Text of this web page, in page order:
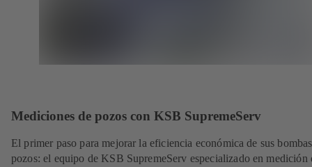
Mediciones de pozos con KSB SupremeServ
El primer paso para mejorar la eficiencia económica de sus
pozos: el equipo de KSB SupremeServ especializado en medición